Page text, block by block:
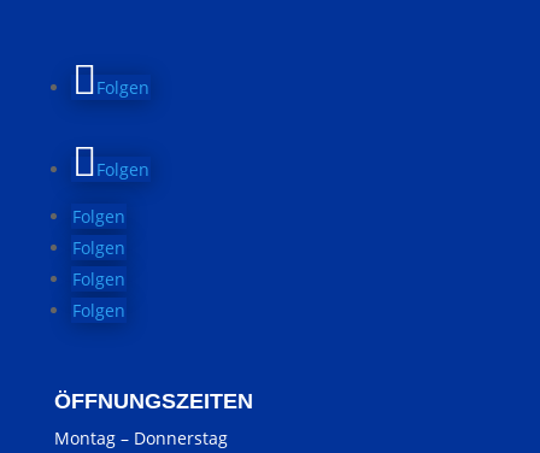
Folgen
Folgen
Folgen
Folgen
Folgen
Folgen
ÖFFNUNGSZEITEN
Montag –Donnerstag